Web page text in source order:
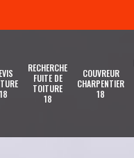
18
RECHERCHE
FUITE DE
TOITURE
18
COUVREUR
CHARPENTIER
18